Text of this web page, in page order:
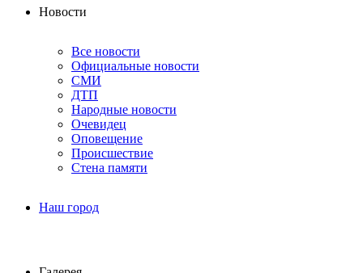
Новости
Все новости
Официальные новости
СМИ
ДТП
Народные новости
Очевидец
Оповещение
Происшествие
Стена памяти
Наш город